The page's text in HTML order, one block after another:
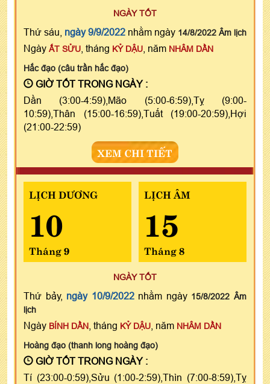
NGÀY TỐT
Thứ sáu, ngày 9/9/2022 nhằm ngày 14/8/2022 Âm lịch
Ngày ẤT SỬU , tháng KỶ DẬU , năm NHÂM DẦN
Hắc đạo (câu trần hắc đạo)
GIỜ TỐT TRONG NGÀY :
Dần (3:00-4:59),Mão (5:00-6:59),Tỵ (9:00-
10:59),Thân (15:00-16:59),Tuất (19:00-20:59),Hợi
(21:00-22:59)
XEM CHI TIẾT
LỊCH DƯƠNG
10
Tháng 9
LỊCH ÂM
15
Tháng 8
NGÀY TỐT
Thứ bảy, ngày 10/9/2022nhằm ngày 15/8/2022 Âm
lịch
Ngày BÍNH DẦN , tháng KỶ DẬU , năm NHÂM DẦN
Hoàng đạo (thanh long hoàng đạo)
GIỜ TỐT TRONG NGÀY :
Tí (23:00-0:59),Sửu (1:00-2:59),Thìn (7:00-8:59),Tỵ